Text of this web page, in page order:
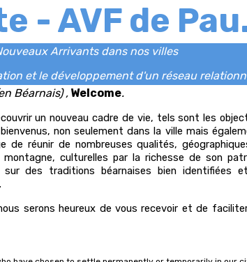
- AVF de
Arrivants dans nos villes
et le développement d'un réseau
Béarnais) , Welcome.
un nouveau cadre de vie, tels sont les
non seulement dans la ville mais
de réunir de nombreuses qualités,
culturelles par la richesse de son
des traditions béarnaises bien identifiées
serons heureux de vous recevoir et de